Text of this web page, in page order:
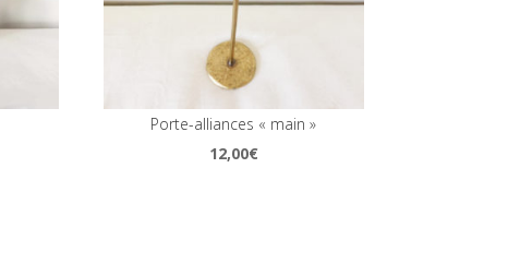
Porte-alliances « main »
12,00€